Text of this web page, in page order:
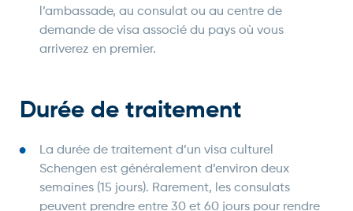
l’ambassade, au consulat ou au centre de
demande de visa associé du pays où vous
arriverez en premier.
Durée de traitement
La durée de traitement d’un visa culturel
Schengen est généralement d’environ deux
semaines (15 jours). Rarement, les consulats
peuvent prendre entre 30 et 60 jours pour rendre